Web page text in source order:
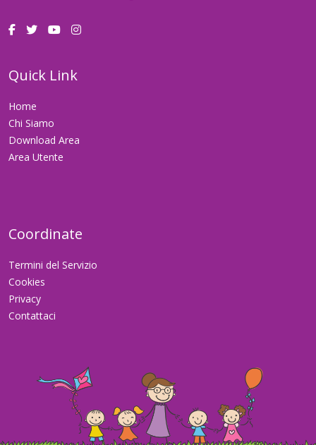
Quick Link
Home
Chi Siamo
Download Area
Area Utente
Coordinate
Termini del Servizio
Cookies
Privacy
Contattaci